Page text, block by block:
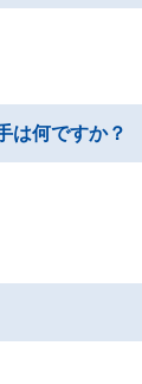
は何ですか？